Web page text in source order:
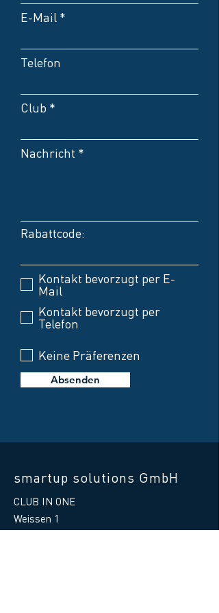
E-Mail
Telefon
Club
Nachricht
Rabattcode:
Kontakt bevorzugt per E-
Mail
Kontakt bevorzugt per
Telefon
Keine Präferenzen
Absenden
smartup solutions GmbH
CLUB IN ONE
Weissen 1